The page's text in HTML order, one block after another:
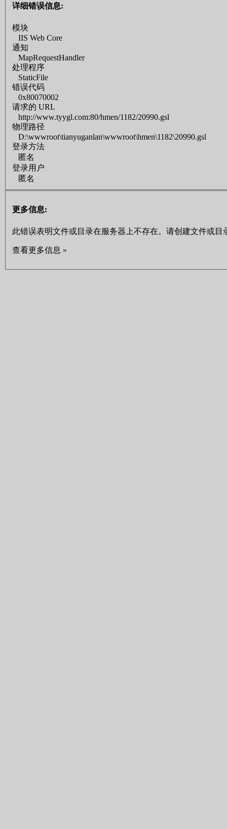
详细错误信息:
模块
IIS Web Core
通知
MapRequestHandler
处理程序
StaticFile
错误代码
0x80070002
请求的 URL
http://www.tyygl.com:80/hmen/1182/20990.gsl
物理路径
D:\wwwroot\tianyuganlan\wwwroot\hmen\1182\20990.gsl
登录方法
匿名
登录用户
匿名
更多信息:
此错误表明文件或目录在服务器上不存在。请创建文件或目
查看更多信息 »